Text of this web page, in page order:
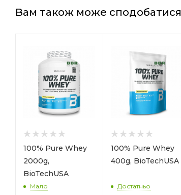
Вам також може сподобатися
100% Pure Whey
2000g,
BioTechUSA
Мало
100% Pure Whey
400g, BioTechUSA
Достатньо